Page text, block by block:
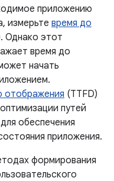
приложению
измерьте время до
Однако этот
время до
начать
отображения (TTFD)
путей
обеспечения
приложения.
формирования